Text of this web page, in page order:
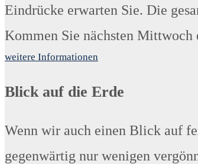
Eindrücke erwarten Sie. Die
Kommen Sie nächsten
weitere Informationen
Blick auf die Erde
Wenn wir auch einen Blick auf
gegenwärtig nur wenigen